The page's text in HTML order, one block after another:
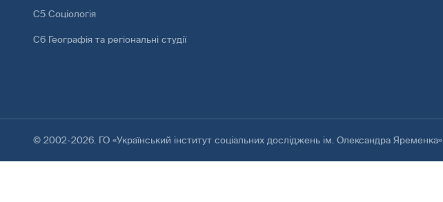
С5 Соціологія
С6 Географія та регіональні студії
© 2002-2026. ГО «Український інститут соціальних досліджень ім. Олександра Яременка»